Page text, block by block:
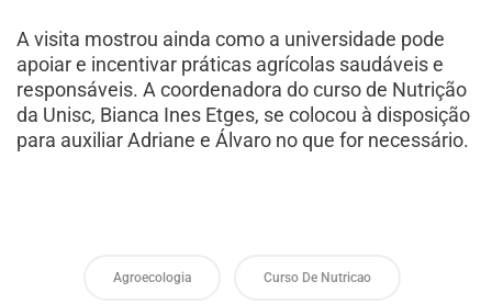
A visita mostrou ainda como a universidade pode
apoiar e incentivar práticas agrícolas saudáveis e
responsáveis. A coordenadora do curso de Nutrição
da Unisc, Bianca Ines Etges, se colocou à disposição
para auxiliar Adriane e Álvaro no que for necessário.
Agroecologia Curso De Nutricao